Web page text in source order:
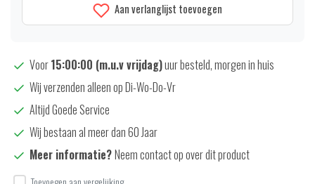
Aan verlanglijst toevoegen
Voor15:00:00 (m.u.v vrijdag)uur besteld, morgen in huis
Wij verzenden alleen op Di-Wo-Do-Vr
Altijd Goede Service
Wij bestaan al meer dan 60 Jaar
Meer informatie?Neem contact op over dit product